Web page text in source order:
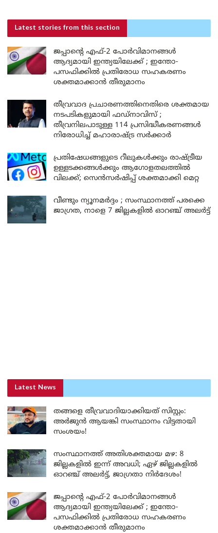
Latest stories from this section
ജപ്പാന്റെ എഫ്-2 പോർവിമാനങ്ങൾ
ആദ്യമായി ഇന്ത്യയിലേക്ക് ; ഇന്തോ-
പസഫിക്കിൽ പ്രതിരോധ സഹകരണം
ശക്തമാക്കാൻ തീരുമാനം
തീവ്രവാദ പ്രചാരണത്തിനെതിരെ ശക്തമായ
നടപടികളുമായി ഫഡ്നാവിസ് ;
തീവ്രനിലപാടുള്ള 114 പ്രസിദ്ധീകരണങ്ങൾ
നിരോധിച്ച് മഹാരാഷ്ട്ര സർക്കാർ
പ്രതിഷേധങ്ങളുടെ റീലുകൾക്കും രാഷ്ട്രീയ
ഉള്ളടക്കങ്ങൾക്കും ആഗോളതലത്തിൽ
വിലക്ക്; സെൻസർഷിപ്പ് ശക്തമാക്കി മെറ്റ
വീണ്ടും ന്യൂനമർദ്ദം ; സംസ്ഥാനത്ത് പരക്കെ
ജാഗ്രത, നാളെ 7 ജില്ലകളിൽ ഓറഞ്ച് അലർട്ട്
Latest News
തങ്ങളെ തീവ്രവാദിയാക്കിയത് സിസ്റ്റം:
അർജുൻ ആയങ്കി സംസ്ഥാനം വിട്ടതായി
സംശയം!
സംസ്ഥാനത്ത് അതിശക്തമായ മഴ: 8
ജില്ലകളിൽ ഇന്ന് അവധി; ഏഴ് ജില്ലകളിൽ
ഓറഞ്ച് അലർട്ട്, ജാഗ്രതാ നിർദേശം!
ജപ്പാന്റെ എഫ്-2 പോർവിമാനങ്ങൾ
ആദ്യമായി ഇന്ത്യയിലേക്ക് ; ഇന്തോ-
പസഫിക്കിൽ പ്രതിരോധ സഹകരണം
ശക്തമാക്കാൻ തീരുമാനം